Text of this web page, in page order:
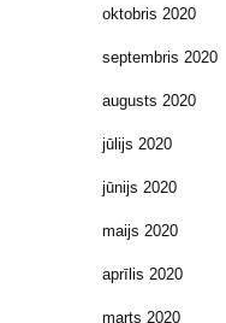
oktobris 2020
septembris 2020
augusts 2020
jūlijs 2020
jūnijs 2020
maijs 2020
aprīlis 2020
marts 2020